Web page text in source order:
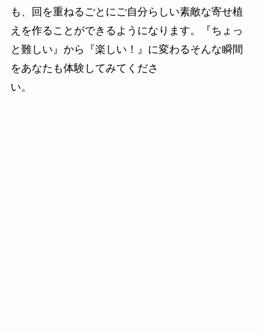
も、回を重ねるごとにご自分らしい素敵な寄せ植
えを作ることができるようになります。『ちょっ
と難しい』から『楽しい！』に変わるそんな瞬間
をあなたも体験してみてくださ
い。